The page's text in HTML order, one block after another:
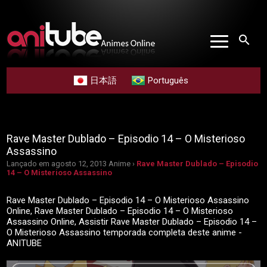
search
日本語 Português
Rave Master Dublado – Episodio 14 – O Misterioso
Assassino
Lançado em agosto 12, 2013 Anime › Rave Master Dublado – Episodio
14 – O Misterioso Assassino
Rave Master Dublado – Episodio 14 – O Misterioso Assassino
Online, Rave Master Dublado – Episodio 14 – O Misterioso
Assassino Online, Assistir Rave Master Dublado – Episodio 14 –
O Misterioso Assassino temporada completa deste anime -
ANITUBE